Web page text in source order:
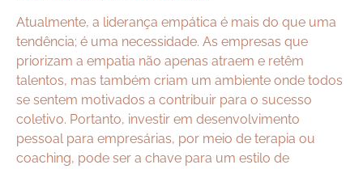
Atualmente, a liderança empática é mais do que uma
tendência; é uma necessidade. As empresas que
priorizam a empatia não apenas atraem e retêm
talentos, mas também criam um ambiente onde todos
se sentem motivados a contribuir para o sucesso
coletivo. Portanto, investir em desenvolvimento
pessoal para empresárias, por meio de terapia ou
coaching, pode ser a chave para um estilo de